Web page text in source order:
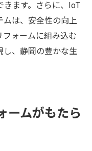
きます。さらに、IoT
ムは、安全性の向上
フォームに組み込む
し、静岡の豊かな生
ームがもたら